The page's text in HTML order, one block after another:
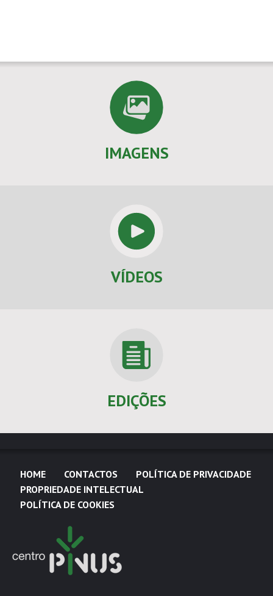
IMAGENS
VÍDEOS
EDIÇÕES
HOME CONTACTOS
POLÍTICA DE PRIVACIDADE
PROPRIEDADE INTELECTUAL
POLÍTICA DE COOKIES